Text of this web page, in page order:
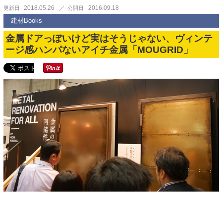
更新日 2018.05.26 公開日 2016.09.18
建材Books
金属ドアっぽいけど実はそうじゃない、ヴィンテ
ージ感ハンパないアイチ金属「MOUGRID」